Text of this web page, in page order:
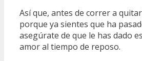
Así que, antes de correr a
porque ya sientes que ha
asegúrate de que le has dado
amor al tiempo de reposo.